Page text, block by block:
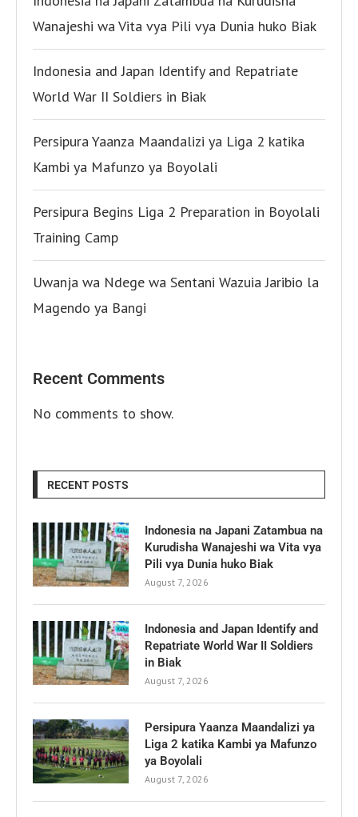
Wanajeshi wa Vita vya Pili vya Dunia huko Biak
Indonesia and Japan Identify and Repatriate
World War II Soldiers in Biak
Persipura Yaanza Maandalizi ya Liga 2 katika
Kambi ya Mafunzo ya Boyolali
Persipura Begins Liga 2 Preparation in Boyolali
Training Camp
Uwanja wa Ndege wa Sentani Wazuia Jaribio la
Magendo ya Bangi
Recent Comments
No comments to show.
RECENT POSTS
Indonesia na Japani Zatambua na
Kurudisha Wanajeshi wa Vita vya
Pili vya Dunia huko Biak
August 7, 2026
Indonesia and Japan Identify and
Repatriate World War II Soldiers
in Biak
August 7, 2026
Persipura Yaanza Maandalizi ya
Liga 2 katika Kambi ya Mafunzo
ya Boyolali
August 7, 2026